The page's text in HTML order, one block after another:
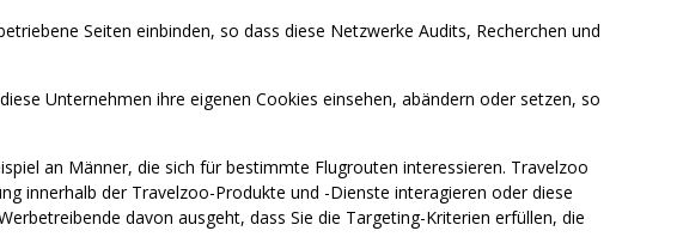
Seiten einbinden, so dass diese Netzwerke Audits, Recherchen und
Unternehmen ihre eigenen Cookies einsehen, abändern oder setzen, so
an Männer, die sich für bestimmte Flugrouten interessieren. Travelzoo
innerhalb der Travelzoo-Produkte und -Dienste interagieren oder diese
davon ausgeht, dass Sie die Targeting-Kriterien erfüllen, die